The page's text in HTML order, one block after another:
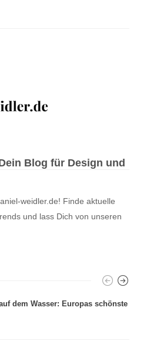
Blog für Design und
weidler.de! Finde aktuelle
und lass Dich von unseren
dem Wasser: Europas schönste